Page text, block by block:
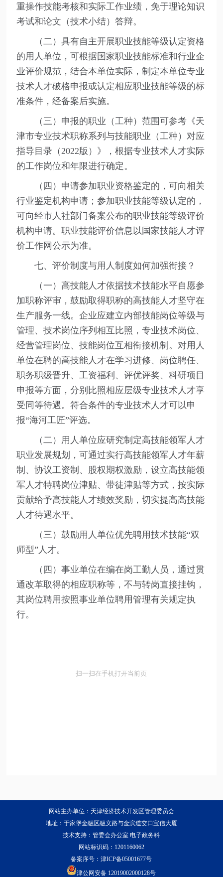
重操作技能考核和实际工作业绩，免于理论知识
考试和论文（技术小结）答辩。
（二）具有自主开展职业技能等级认定资格
的用人单位，可根据国家职业技能标准和行业企
业评价规范，结合本单位实际，制定本单位专业
技术人才破格申报或认定相应职业技能等级的标
准条件，经备案后实施。
（三）申报的职业（工种）范围可参考《天
津市专业技术职称系列与技能职业（工种）对应
指导目录（2022版）》，根据专业技术人才实际
的工作岗位和年限进行确定。
（四）申请参加职业资格鉴定的，可向相关
行业鉴定机构申请；参加职业技能等级认定的，
可向经市人社部门备案公布的职业技能等级评价
机构申请。职业技能评价信息以国家技能人才评
价工作网公示为准。
七、评价制度与用人制度如何加强衔接？
（一）高技能人才依据技术技能水平自愿参
加职称评审，鼓励取得职称的高技能人才坚守在
生产服务一线。企业应建立内部技能岗位等级与
管理、技术岗位序列相互比照，专业技术岗位、
经营管理岗位、技能岗位互相衔接机制。对用人
单位在聘的高技能人才在学习进修、岗位聘任、
职务职级晋升、工资福利、评优评奖、科研项目
申报等方面，分别比照相应层级专业技术人才享
受同等待遇。符合条件的专业技术人才可以申
报“海河工匠”评选。
（二）用人单位应研究制定高技能领军人才
职业发展规划，可通过实行高技能领军人才年薪
制、协议工资制、股权期权激励，设立高技能领
军人才特聘岗位津贴、带徒津贴等方式，按实际
贡献给予高技能人才绩效奖励，切实提高高技能
人才待遇水平。
（三）鼓励用人单位优先聘用技术技能“双
师型”人才。
（四）事业单位在编在岗工勤人员，通过贯
通改革取得的相应职称等，不与转岗直接挂钩，
其岗位聘用按照事业单位聘用管理有关规定执
行。
扫一扫在手机打开当前页
网站主办单位：天津经济技术开发区管理委员会
地址：于家堡金融区融义路与金滨道交口宝信大厦
技术支持：管委会办公室 电子政务科
网站标识码：1201160062
备案序号：津ICP备05001677号
津公网安备 12019002000128号